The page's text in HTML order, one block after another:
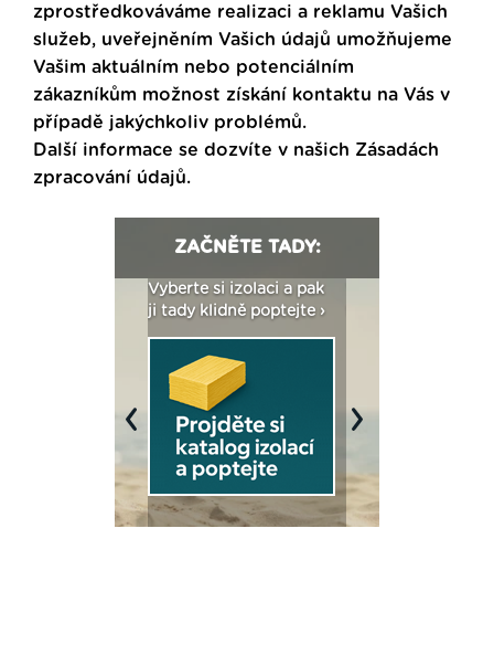
zprostředkováváme realizaci a reklamu Vašich
služeb, uveřejněním Vašich údajů umožňujeme
Vašim aktuálním nebo potenciálním
zákazníkům možnost získání kontaktu na Vás v
případě jakýchkoliv problémů.
Další informace se dozvíte v našich Zásadách
zpracování údajů.
ZAČNĚTE TADY:
Vyberte si izolaci a pak
ji tady klidně poptejte ›
Previous Next